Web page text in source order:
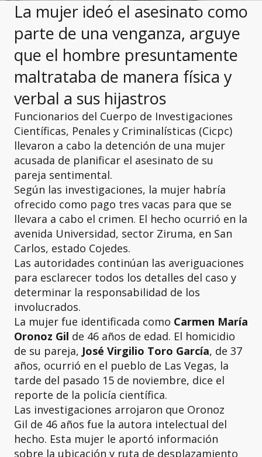
La mujer ideó el asesinato como
parte de una venganza, arguye
que el hombre presuntamente
maltrataba de manera física y
verbal a sus hijastros
Funcionarios del Cuerpo de Investigaciones
Científicas, Penales y Criminalísticas (Cicpc)
llevaron a cabo la detención de una mujer
acusada de planificar el asesinato de su
pareja sentimental.
Según las investigaciones, la mujer habría
ofrecido como pago tres vacas para que se
llevara a cabo el crimen. El hecho ocurrió en la
avenida Universidad, sector Ziruma, en San
Carlos, estado Cojedes.
Las autoridades continúan las averiguaciones
para esclarecer todos los detalles del caso y
determinar la responsabilidad de los
involucrados.
La mujer fue identificada como Carmen María
Oronoz Gil de 46 años de edad. El homicidio
de su pareja, José Virgilio Toro García, de 37
años, ocurrió en el pueblo de Las Vegas, la
tarde del pasado 15 de noviembre, dice el
reporte de la policía científica.
Las investigaciones arrojaron que Oronoz
Gil de 46 años fue la autora intelectual del
hecho. Esta mujer le aportó información
sobre la ubicación y ruta de desplazamiento